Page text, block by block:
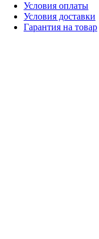
Условия оплаты
Условия доставки
Гарантия на товар